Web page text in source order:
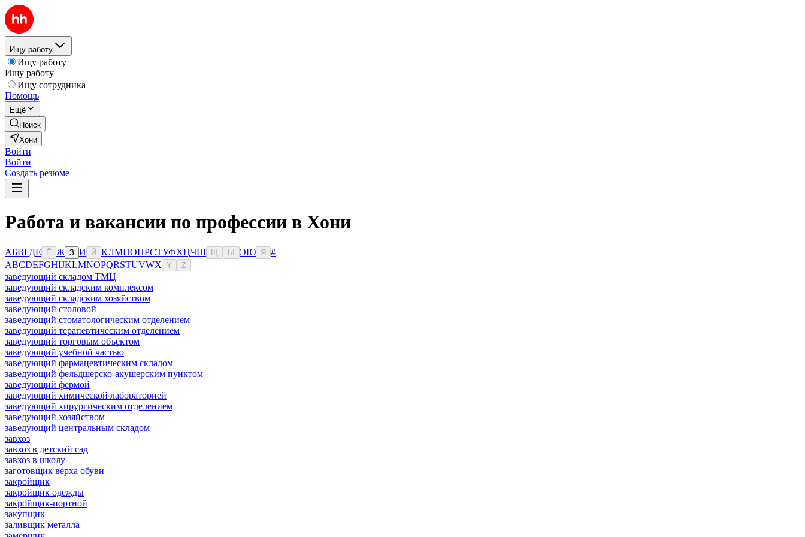
Ищу работу
Ищу работу
Ищу работу
Ищу сотрудника
Помощь
Ещё
Поиск
Хони
Войти
Войти
Создать резюме
Работа и вакансии по профессии в Хони
АБВГДЕ Ё Ж З И Й КЛМНОПРСТУФХЦЧШ Ы ЭЮ Я
#
ABCDEFGHIJKLMNOPQRSTUVWX Y Z
заведующий складом ТМЦ
заведующий складским комплексом
заведующий складским хозяйством
заведующий столовой
заведующий стоматологическим отделением
заведующий терапевтическим отделением
заведующий торговым объектом
заведующий учебной частью
заведующий фармацевтическим складом
заведующий фельдшерско-акушерским пунктом
заведующий фермой
заведующий химической лабораторией
заведующий хирургическим отделением
заведующий хозяйством
заведующий центральным складом
завхоз
завхоз в детский сад
завхоз в школу
заготовщик верха обуви
закройщик
закройщик одежды
закройщик-портной
закупщик
заливщик металла